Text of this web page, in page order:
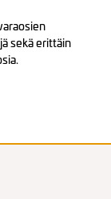
sekä erittäin